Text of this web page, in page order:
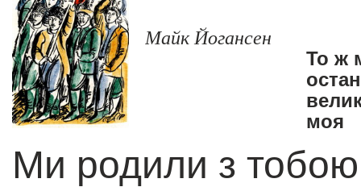
Майк Йогансен
То ж
моя
Ми родили з